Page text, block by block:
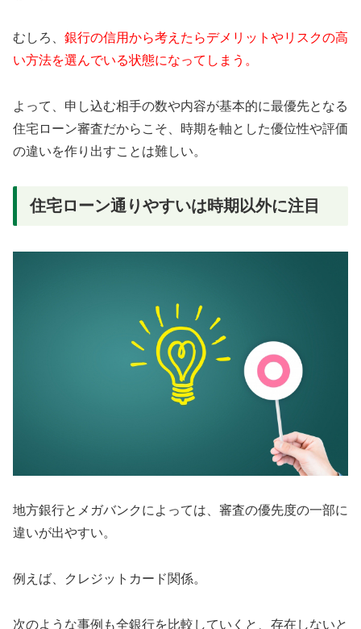
むしろ、 銀行の信用から考えたらデメリットやリスクの高
い方法を選んでいる状態になってしまう。
よって、申し込む相手の数や内容が基本的に最優先となる
住宅ローン審査だからこそ、時期を軸とした優位性や評価
の違いを作り出すことは難しい。
住宅ローン通りやすいは時期以外に注目
地方銀行とメガバンクによっては、審査の優先度の一部に
違いが出やすい。
例えば、クレジットカード関係。
次のような事例も全銀行を比較していくと、存在しないと